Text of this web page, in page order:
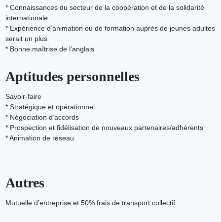
* Connaissances du secteur de la coopération et de la solidarité
internationale
* Expérience d’animation ou de formation auprès de jeunes adultes
serait un plus
* Bonne maîtrise de l’anglais
Aptitudes personnelles
Savoir-faire
* Stratégique et opérationnel
* Négociation d’accords
* Prospection et fidélisation de nouveaux partenaires/adhérents
* Animation de réseau
Autres
Mutuelle d’entreprise et 50% frais de transport collectif.